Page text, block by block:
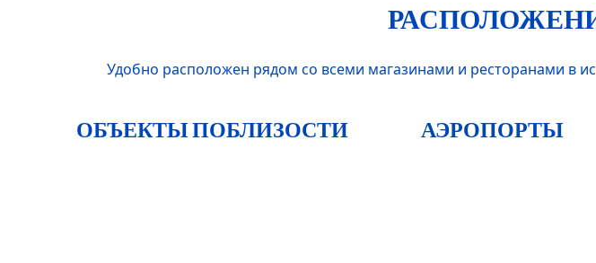
Удобно расположен рядом со всеми магазинами и ресторанами в
ОБЪЕКТЫ ПОБЛИЗОСТИ АЭРОПОРТЫ